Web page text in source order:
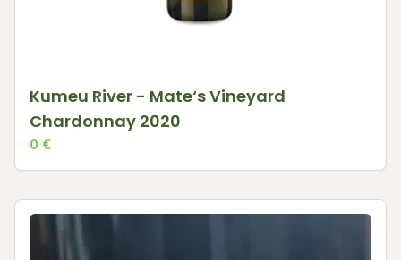
Kumeu River - Mate‘s Vineyard
Chardonnay 2020
0 €